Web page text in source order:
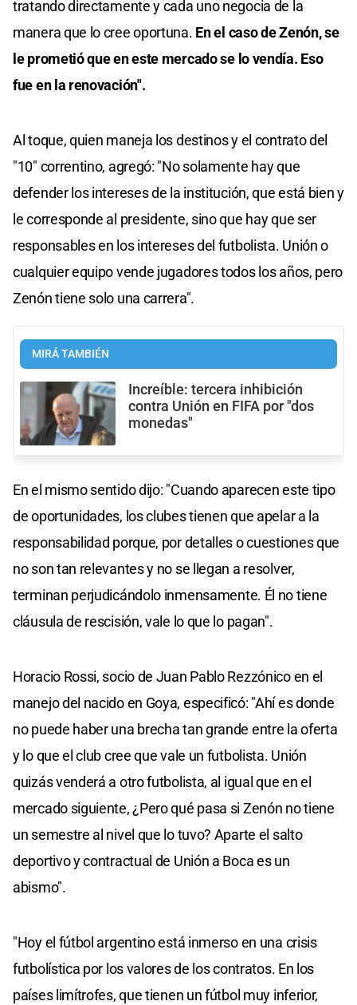
tratando directamente y cada uno negocia de la
manera que lo cree oportuna. En el caso de Zenón, se
le prometió que en este mercado se lo vendía. Eso
fue en la renovación".
Al toque, quien maneja los destinos y el contrato del
"10" correntino, agregó: "No solamente hay que
defender los intereses de la institución, que está bien y
le corresponde al presidente, sino que hay que ser
responsables en los intereses del futbolista. Unión o
cualquier equipo vende jugadores todos los años, pero
Zenón tiene solo una carrera".
MIRÁ TAMBIÉN
Increíble: tercera inhibición
contra Unión en FIFA por "dos
monedas"
En el mismo sentido dijo: "Cuando aparecen este tipo
de oportunidades, los clubes tienen que apelar a la
responsabilidad porque, por detalles o cuestiones que
no son tan relevantes y no se llegan a resolver,
terminan perjudicándolo inmensamente. Él no tiene
cláusula de rescisión, vale lo que lo pagan".
Horacio Rossi, socio de Juan Pablo Rezzónico en el
manejo del nacido en Goya, especificó: "Ahí es donde
no puede haber una brecha tan grande entre la oferta
y lo que el club cree que vale un futbolista. Unión
quizás venderá a otro futbolista, al igual que en el
mercado siguiente, ¿Pero qué pasa si Zenón no tiene
un semestre al nivel que lo tuvo? Aparte el salto
deportivo y contractual de Unión a Boca es un
abismo".
"Hoy el fútbol argentino está inmerso en una crisis
futbolística por los valores de los contratos. En los
países limítrofes, que tienen un fútbol muy inferior,